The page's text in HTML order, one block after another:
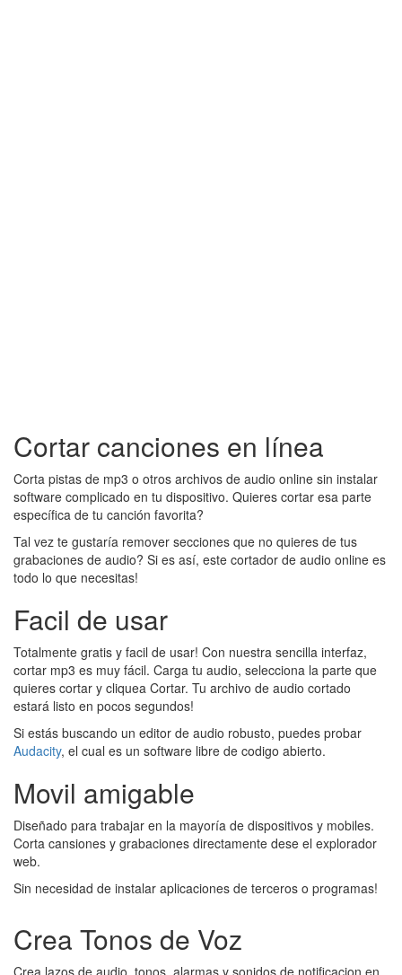
Cortar canciones en línea
Corta pistas de mp3 o otros archivos de audio online sin instalar
software complicado en tu dispositivo. Quieres cortar esa parte
específica de tu canción favorita?
Tal vez te gustaría remover secciones que no quieres de tus
grabaciones de audio? Si es así, este cortador de audio online es
todo lo que necesitas!
Facil de usar
Totalmente gratis y facil de usar! Con nuestra sencilla interfaz,
cortar mp3 es muy fácil. Carga tu audio, selecciona la parte que
quieres cortar y cliquea Cortar. Tu archivo de audio cortado
estará listo en pocos segundos!
Si estás buscando un editor de audio robusto, puedes probar
Audacity, el cual es un software libre de codigo abierto.
Movil amigable
Diseñado para trabajar en la mayoría de dispositivos y mobiles.
Corta cansiones y grabaciones directamente dese el explorador
web.
Sin necesidad de instalar aplicaciones de terceros o programas!
Crea Tonos de Voz